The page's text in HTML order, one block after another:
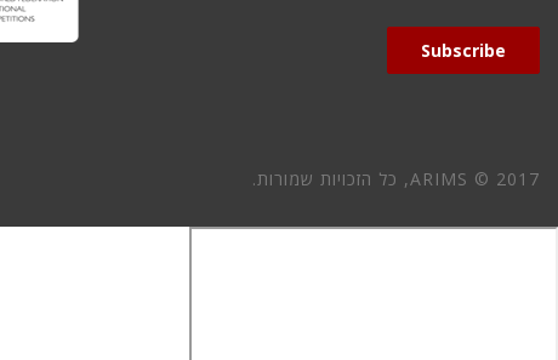
Subscribe
ARIMS © 2017, כל הזכויות שמורות.